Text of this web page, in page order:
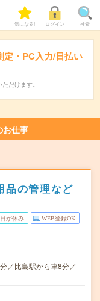
気になる! ログイン 検索
定・PC入力/日払い
だけます。
お仕事
品の管理など
が休み WEB登録OK
／比島駅から車8分／